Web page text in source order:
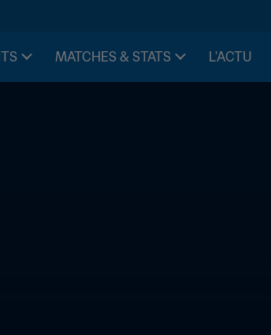
MATCHES & STATS L'ACTU